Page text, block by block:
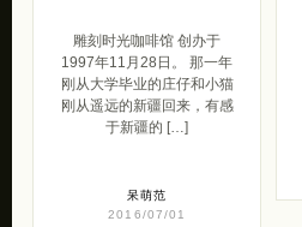
雕刻时光咖啡馆 创办于
1997年11月28日。 那一年
刚从大学毕业的庄仔和小猫
刚从遥远的新疆回来，有感
于新疆的 […]
呆萌范
2016/07/01